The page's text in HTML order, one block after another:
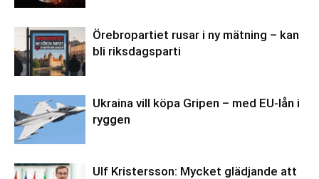
Örebropartiet rusar i ny mätning – kan
bli riksdagsparti
Ukraina vill köpa Gripen – med EU-lån i
ryggen
Ulf Kristersson: Mycket glädjande att